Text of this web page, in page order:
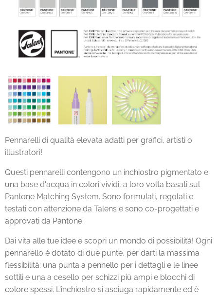
Pennarelli di qualità elevata adatti per grafici, artisti o
illustratori!
Questi pennarelli contengono un inchiostro pigmentato e
una base d'acqua in colori vividi, a loro volta basati sul
Pantone Matching System. Sono formulati, regolati e
testati con attenzione da Talens e sono co-progettati e
approvati da Pantone.
Dai vita alle tue idee e scopri un mondo di possibilità! Ogni
pennarello è dotato di due punte, per darti la massima
flessibilità: una punta a pennello per i dettagli e le linee
sottili e una a cesello per schizzi più ampi e blocchi di
colore spessi. L'inchiostro si asciuga rapidamente ed è